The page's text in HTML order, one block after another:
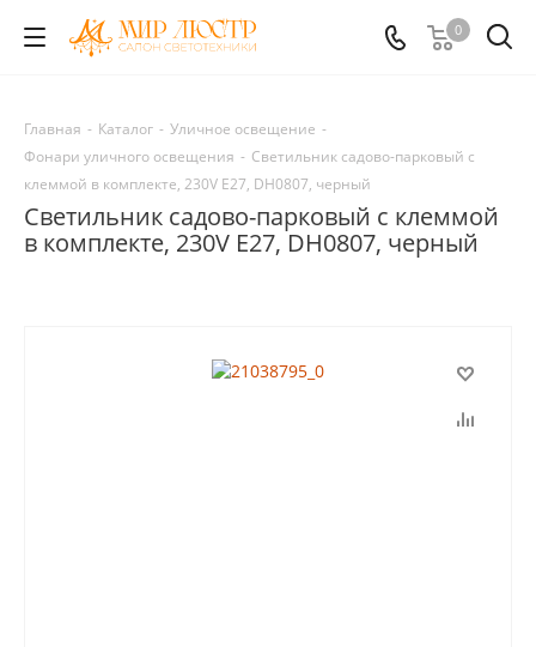
0
Главная - Каталог - Уличное освещение -
Фонари уличного освещения - Светильник садово-парковый с
клеммой в комплекте, 230V E27, DH0807, черный
Светильник садово-парковый с клеммой
в комплекте, 230V E27, DH0807, черный